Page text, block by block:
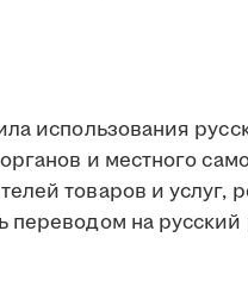
использования
и местного
товаров и услуг,
переводом на